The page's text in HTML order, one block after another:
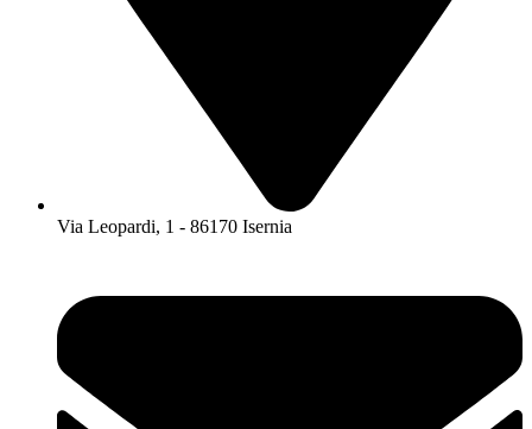
Via Leopardi, 1 - 86170 Isernia